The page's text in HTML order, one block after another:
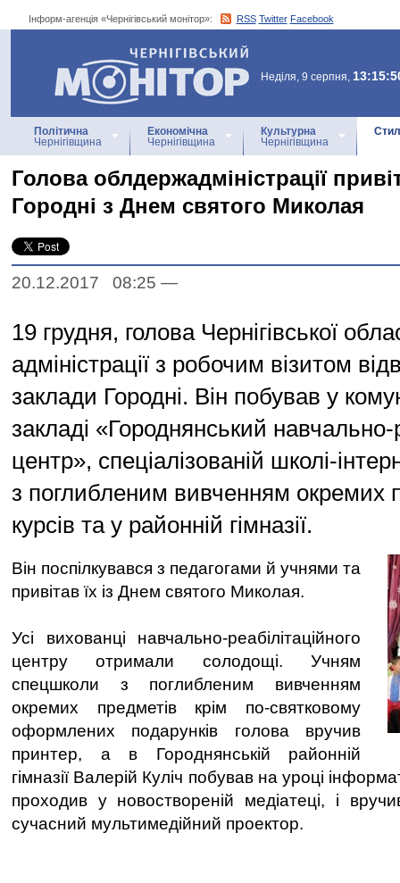
Інформ-агенція «Чернігівський монітор»: RSS Twitter Facebook
Інформ-агенція
«Чернігівський монітор»
Неділя, 9 серпня,
Політична
Чернігівщина
Економічна
Чернігівщина
Культурна
Чернігівщина
Голова облдержадміністрації
Городні з Днем святого Миколая
20.12.2017 08:25 —
19 грудня, голова Чернігівської
адміністрації з робочим візитом
заклади Городні. Він побував у
закладі «Городнянський навчально-
центр», спеціалізованій школі-
з поглибленим вивченням окремих
курсів та у районній гімназії.
Він поспілкувався з педагогами й учнями та
привітав їх із Днем святого Миколая.
Усі вихованці навчально-реабілітаційного
центру отримали солодощі. Учням
спецшколи з поглибленим вивченням
окремих предметів крім по-святковому
оформлених подарунків голова вручив
принтер, а в Городнянській районній
гімназії Валерій Куліч побував на уроці
проходив у новоствореній медіатеці, і
сучасний мультимедійний проектор.